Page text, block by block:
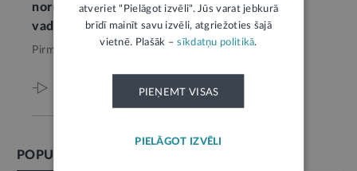
normatīvi tiktu nokārtoti, nosaka iestādes
vadītājs
Pirms 5 mēnešiem,
Viss par šo tēmu
POPULĀRĀKĀS TĒMAS
atveriet "Pielāgot izvēli". Jūs varat jebkurā
brīdī mainīt savu izvēli, atgriežoties šajā
vietnē. Plašāk –sīkdatņu politikā.
PIEŅEMT VISAS
PIELĀGOT IZVĒLI